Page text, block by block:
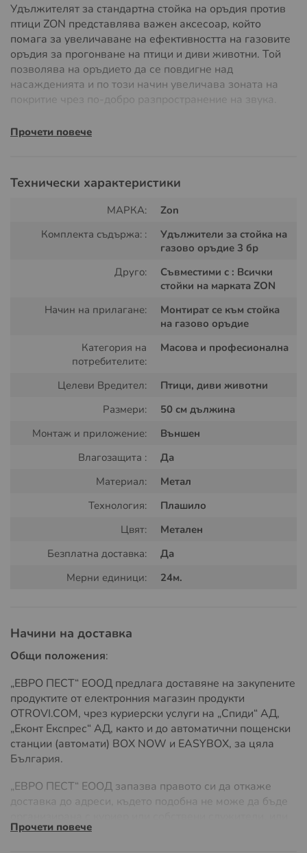
Удължителят за стандартна стойка на оръдия против
птици ZON представлява важен аксесоар, който
помага за увеличаване на ефективността на газовите
оръдия за прогонване на птици и диви животни. Той
позволява на оръдието да се повдигне над
насажденията и по този начин увеличава зоната на
покритие чрез по-добро разпространение на звука.
Основни Характеристики:
висока точка, което подобрява разпространението
Регулируема Височина:
С помощта на един
комплект удължители можете да повдигнете
оръдието до височина от 1,90 метра. За достигане
до 2,40 метра са необходими два комплекта
Височината на оръдието може да се
адаптира спрямо височината на насажденията във
вашата градина или земеделска площ, което
Монтаж и Употреба:
Прикрепете Удължителя:Удължителят се
монтира лесно към стандартната стойка на газово
специални скоби, включени в комплекта.
Регулиране на Височината:След монтирането на
удължителя, регулирайте височината на оръдието
насажденията.
Употреба:
монтирано на желаната височина, е готово за
използване. Уверете се, че оръдието е
позиционирано така, че да покрива максимално
Универсалният удължител за стойка на газово оръдие
е идеалното решение за тези, които искат да увеличат
ефективността на своите устройства за прогонване на
птици и други вредители. С негова помощ, може да се
постигне по-добро разпространение на звука и по-
голям обхват на действие, което прави уреда
изключително ефективен в борбата с нежеланите
гости във вашата градина или земеделска площ.
Прочети повече
Технически характеристики
МАРКА:
Zon
Комплекта съдържа: :
Удължители за стойка на
газово оръдие 3 бр
Друго:
Съвместими с : Всички
стойки на марката ZON
Начин на прилагане:
Монтират се към стойка
на газово оръдие
Категория на
потребителите:
Масова и професионална
Целеви Вредител:
Птици, диви животни
Размери:
50 см дължина
Монтаж и приложение:
Външен
Влагозащита :
Да
Материал:
Метал
Технология:
Плашило
Цвят:
Метален
Безплатна доставка:
Да
Мерни единици:
24м.
Начини на доставка
Общи положения:
„ЕВРО ПЕСТ“ ЕООД предлага доставяне на закупените
продуктите от електронния магазин продукти
OTROVI.COM, чрез куриерски услуги на „Спиди“ АД,
„Еконт Експрес“ АД, както и до автоматични пощенски
станции (автомати) BOX NOW и EASYBOX, за цяла
България.
„ЕВРО ПЕСТ“ ЕООД запазва правото си да откаже
доставка до адреси, където подобна не може да бъде
ако разходите на доставка значително надвишават
Прочети повече